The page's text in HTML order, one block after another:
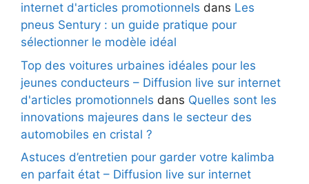
internet d'articles promotionnels dans Les
pneus Sentury : un guide pratique pour
sélectionner le modèle idéal
Top des voitures urbaines idéales pour les
jeunes conducteurs – Diffusion live sur internet
d'articles promotionnels dans Quelles sont les
innovations majeures dans le secteur des
automobiles en cristal ?
Astuces d’entretien pour garder votre kalimba
en parfait état – Diffusion live sur internet